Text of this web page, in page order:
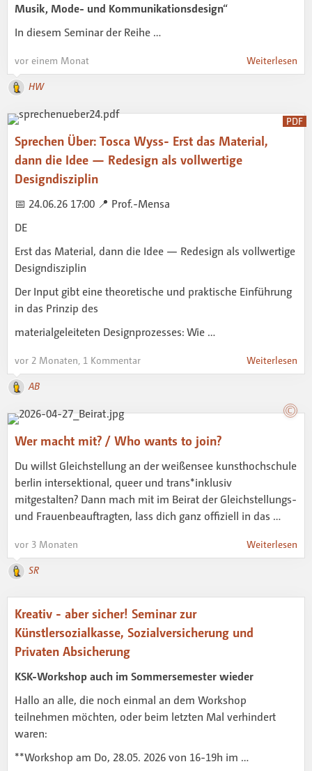
Musik, Mode- und Kommunikationsdesign“
In diesem Seminar der Reihe …
vor einem Monat Weiterlesen
HW
PDF
Sprechen Über: Tosca Wyss- Erst das Material,
dann die Idee — Redesign als vollwertige
Designdisziplin
📅 24.06.26 17:00 📍 Prof.-Mensa
DE
Erst das Material, dann die Idee — Redesign als vollwertige
Designdisziplin
Der Input gibt eine theoretische und praktische Einführung
in das Prinzip des
materialgeleiteten Designprozesses: Wie …
vor 2 Monaten, 1 Kommentar Weiterlesen
AB
Wer macht mit? / Who wants to join?
Du willst Gleichstellung an der weißensee kunsthochschule
berlin intersektional, queer und trans*inklusiv
mitgestalten? Dann mach mit im Beirat der Gleichstellungs-
und Frauenbeauftragten, lass dich ganz offiziell in das …
vor 3 Monaten Weiterlesen
SR
Kreativ - aber sicher! Seminar zur
Künstlersozialkasse, Sozialversicherung und
Privaten Absicherung
KSK-Workshop auch im Sommersemester wieder
Hallo an alle, die noch einmal an dem Workshop
teilnehmen möchten, oder beim letzten Mal verhindert
waren:
**Workshop am Do, 28.05. 2026 von 16-19h im …